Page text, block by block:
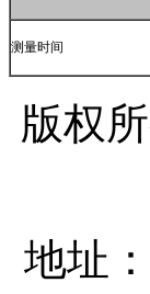
测量时间
版权
地址